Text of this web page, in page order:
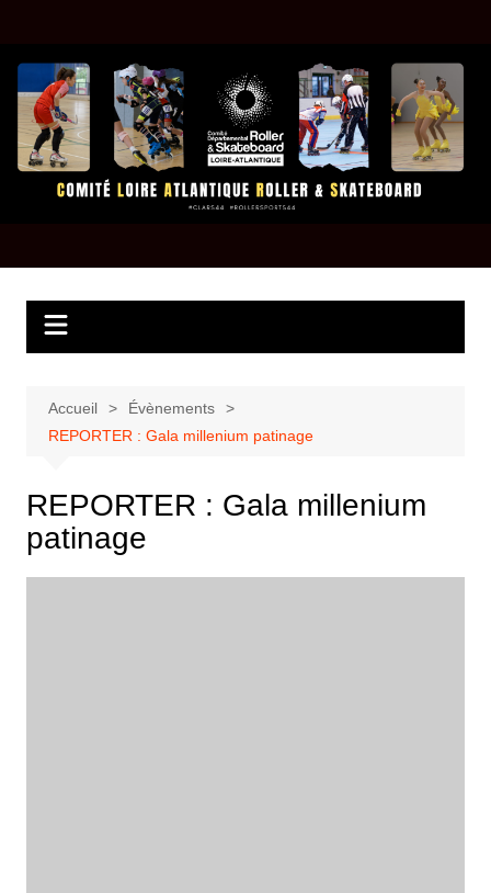
contenu
Accueil
Évènements
REPORTER : Gala millenium patinage
REPORTER : Gala millenium
patinage